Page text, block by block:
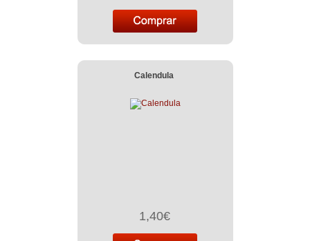
Calendula
1,40€